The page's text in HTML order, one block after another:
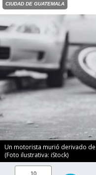
CIUDAD DE GUATEMALA
Un motorista murió derivado
(Foto ilustrativa: iStock)
10